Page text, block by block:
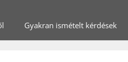
Gyakran ismételt kérdések